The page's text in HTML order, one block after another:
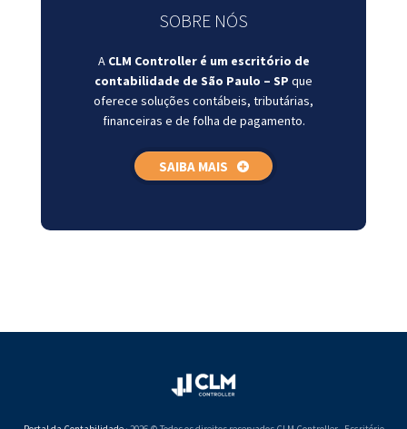
SOBRE NÓS
A CLM Controller é um escritório de
contabilidade de São Paulo – SP que
oferece soluções contábeis, tributárias,
financeiras e de folha de pagamento.
SAIBA MAIS